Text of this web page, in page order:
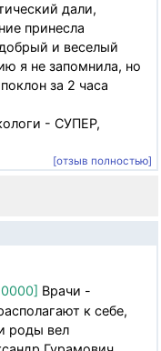
дали,
принесла
и веселый
я не запомнила, но
за 2 часа
- СУПЕР,
[отзыв полностью]
Врачи -
к себе,
роды вел